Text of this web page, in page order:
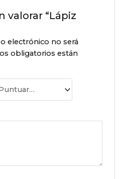
valorar “Lápiz
electrónico no será
obligatorios están